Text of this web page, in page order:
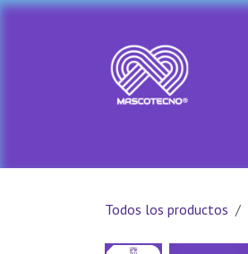
Ir al contenido
Todos los productos